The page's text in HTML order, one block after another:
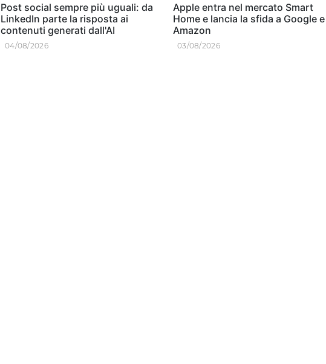
Post social sempre più uguali: da
LinkedIn parte la risposta ai
contenuti generati dall'AI
04/08/2026
Apple entra nel mercato Smart
Home e lancia la sfida a Google e
Amazon
03/08/2026